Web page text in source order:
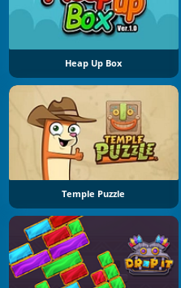
Heap Up Box
Temple Puzzle